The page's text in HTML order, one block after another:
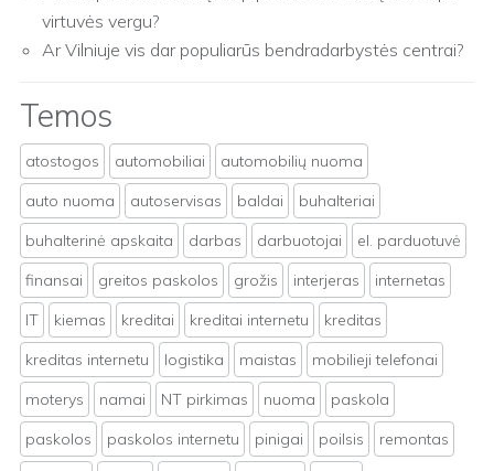
virtuvės vergu?
Ar Vilniuje vis dar populiarūs bendradarbystės centrai?
Temos
atostogos automobiliai
automobilių nuoma
auto nuoma
autoservisas baldai
buhalteriai
buhalterinė apskaita
darbas darbuotojai
el. parduotuvė
finansai
greitos paskolos grožis interjeras
internetas
IT
kiemas kreditai kreditai internetu
kreditas
kreditas internetu
logistika maistas
mobilieji telefonai
moterys
namai NT pirkimas nuoma
paskola
paskolos
paskolos internetu pinigai poilsis
remontas